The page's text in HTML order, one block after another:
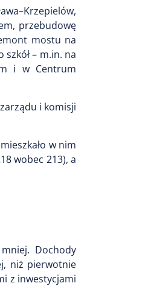
przebudowę
mostu na
– m.in. na
i w Centrum
i komisji
w nim
wobec 213), a
Dochody
niż pierwotnie
z inwestycjami